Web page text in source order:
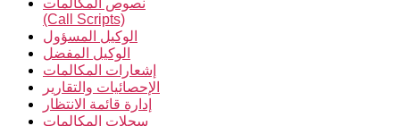
(Call Scripts)
الوكيل المسؤول
الوكيل المفضل
إشعارات المكالمات
الإحصائيات والتقارير
إدارة قائمة الانتظار
سجلات المكالمات